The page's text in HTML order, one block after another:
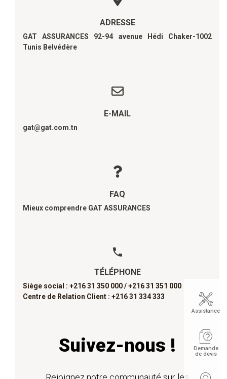
ADRESSE
GAT ASSURANCES 92-94 avenue Hédi Chaker-1002
Tunis Belvédère
E-MAIL
gat@gat.com.tn
FAQ
Mieux comprendre GAT ASSURANCES
TÉLÉPHONE
Siège social : +216 31 350 000 /+216 31 351 000
Centre de Relation Client : +216 31 334 333
Suivez-nous !
Assistance
Demande
de devis